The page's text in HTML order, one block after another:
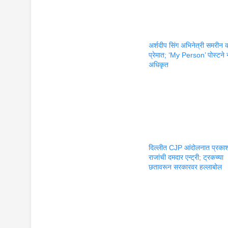
अर्शदीप सिंग अभिनेत्री समरीन
प्रेमात; ‘My Person’ पोस्टने
अधिकृत
दिल्लीत CJP आंदोलनात
राजांची दमदार एन्ट्री; ट्रकच्या
छतावरून सरकारवर हल्लाबोल